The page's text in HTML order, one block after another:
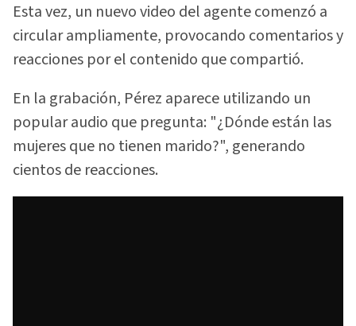
Esta vez, un nuevo video del agente comenzó a
circular ampliamente, provocando comentarios y
reacciones por el contenido que compartió.
En la grabación, Pérez aparece utilizando un
popular audio que pregunta: "¿Dónde están las
mujeres que no tienen marido?", generando
cientos de reacciones.